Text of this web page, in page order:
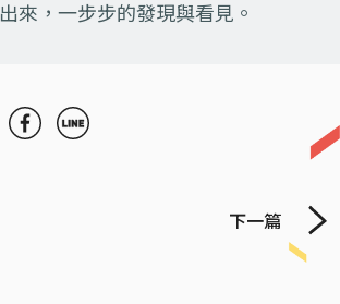
出來，一步步的發現與看見。
下一篇